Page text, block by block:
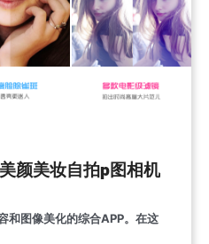
颜美妆自拍p图相机
和图像美化的综合APP。在这